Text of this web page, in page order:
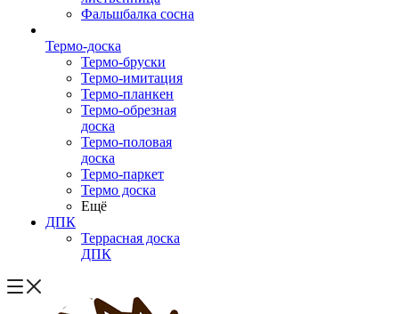
Фальшбалка сосна
Термо-доска
Термо-бруски
Термо-имитация
Термо-планкен
Термо-обрезная
доска
Термо-половая
доска
Термо-паркет
Термо доска
Ещё
ДПК
Террасная доска
ДПК